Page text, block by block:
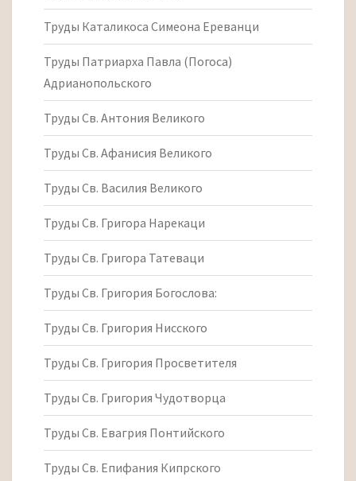
Труды Каталикоса Симеона Ереванци
Труды Патриарха Павла (Погоса)
Адрианопольского
Труды Св. Антония Великого
Труды Св. Афанисия Великого
Труды Св. Василия Великого
Труды Св. Григора Нарекаци
Труды Св. Григора Татеваци
Труды Св. Григория Богослова:
Труды Св. Григория Нисского
Труды Св. Григория Просветителя
Труды Св. Григория Чудотворца
Труды Св. Евагрия Понтийского
Труды Св. Епифания Кипрского